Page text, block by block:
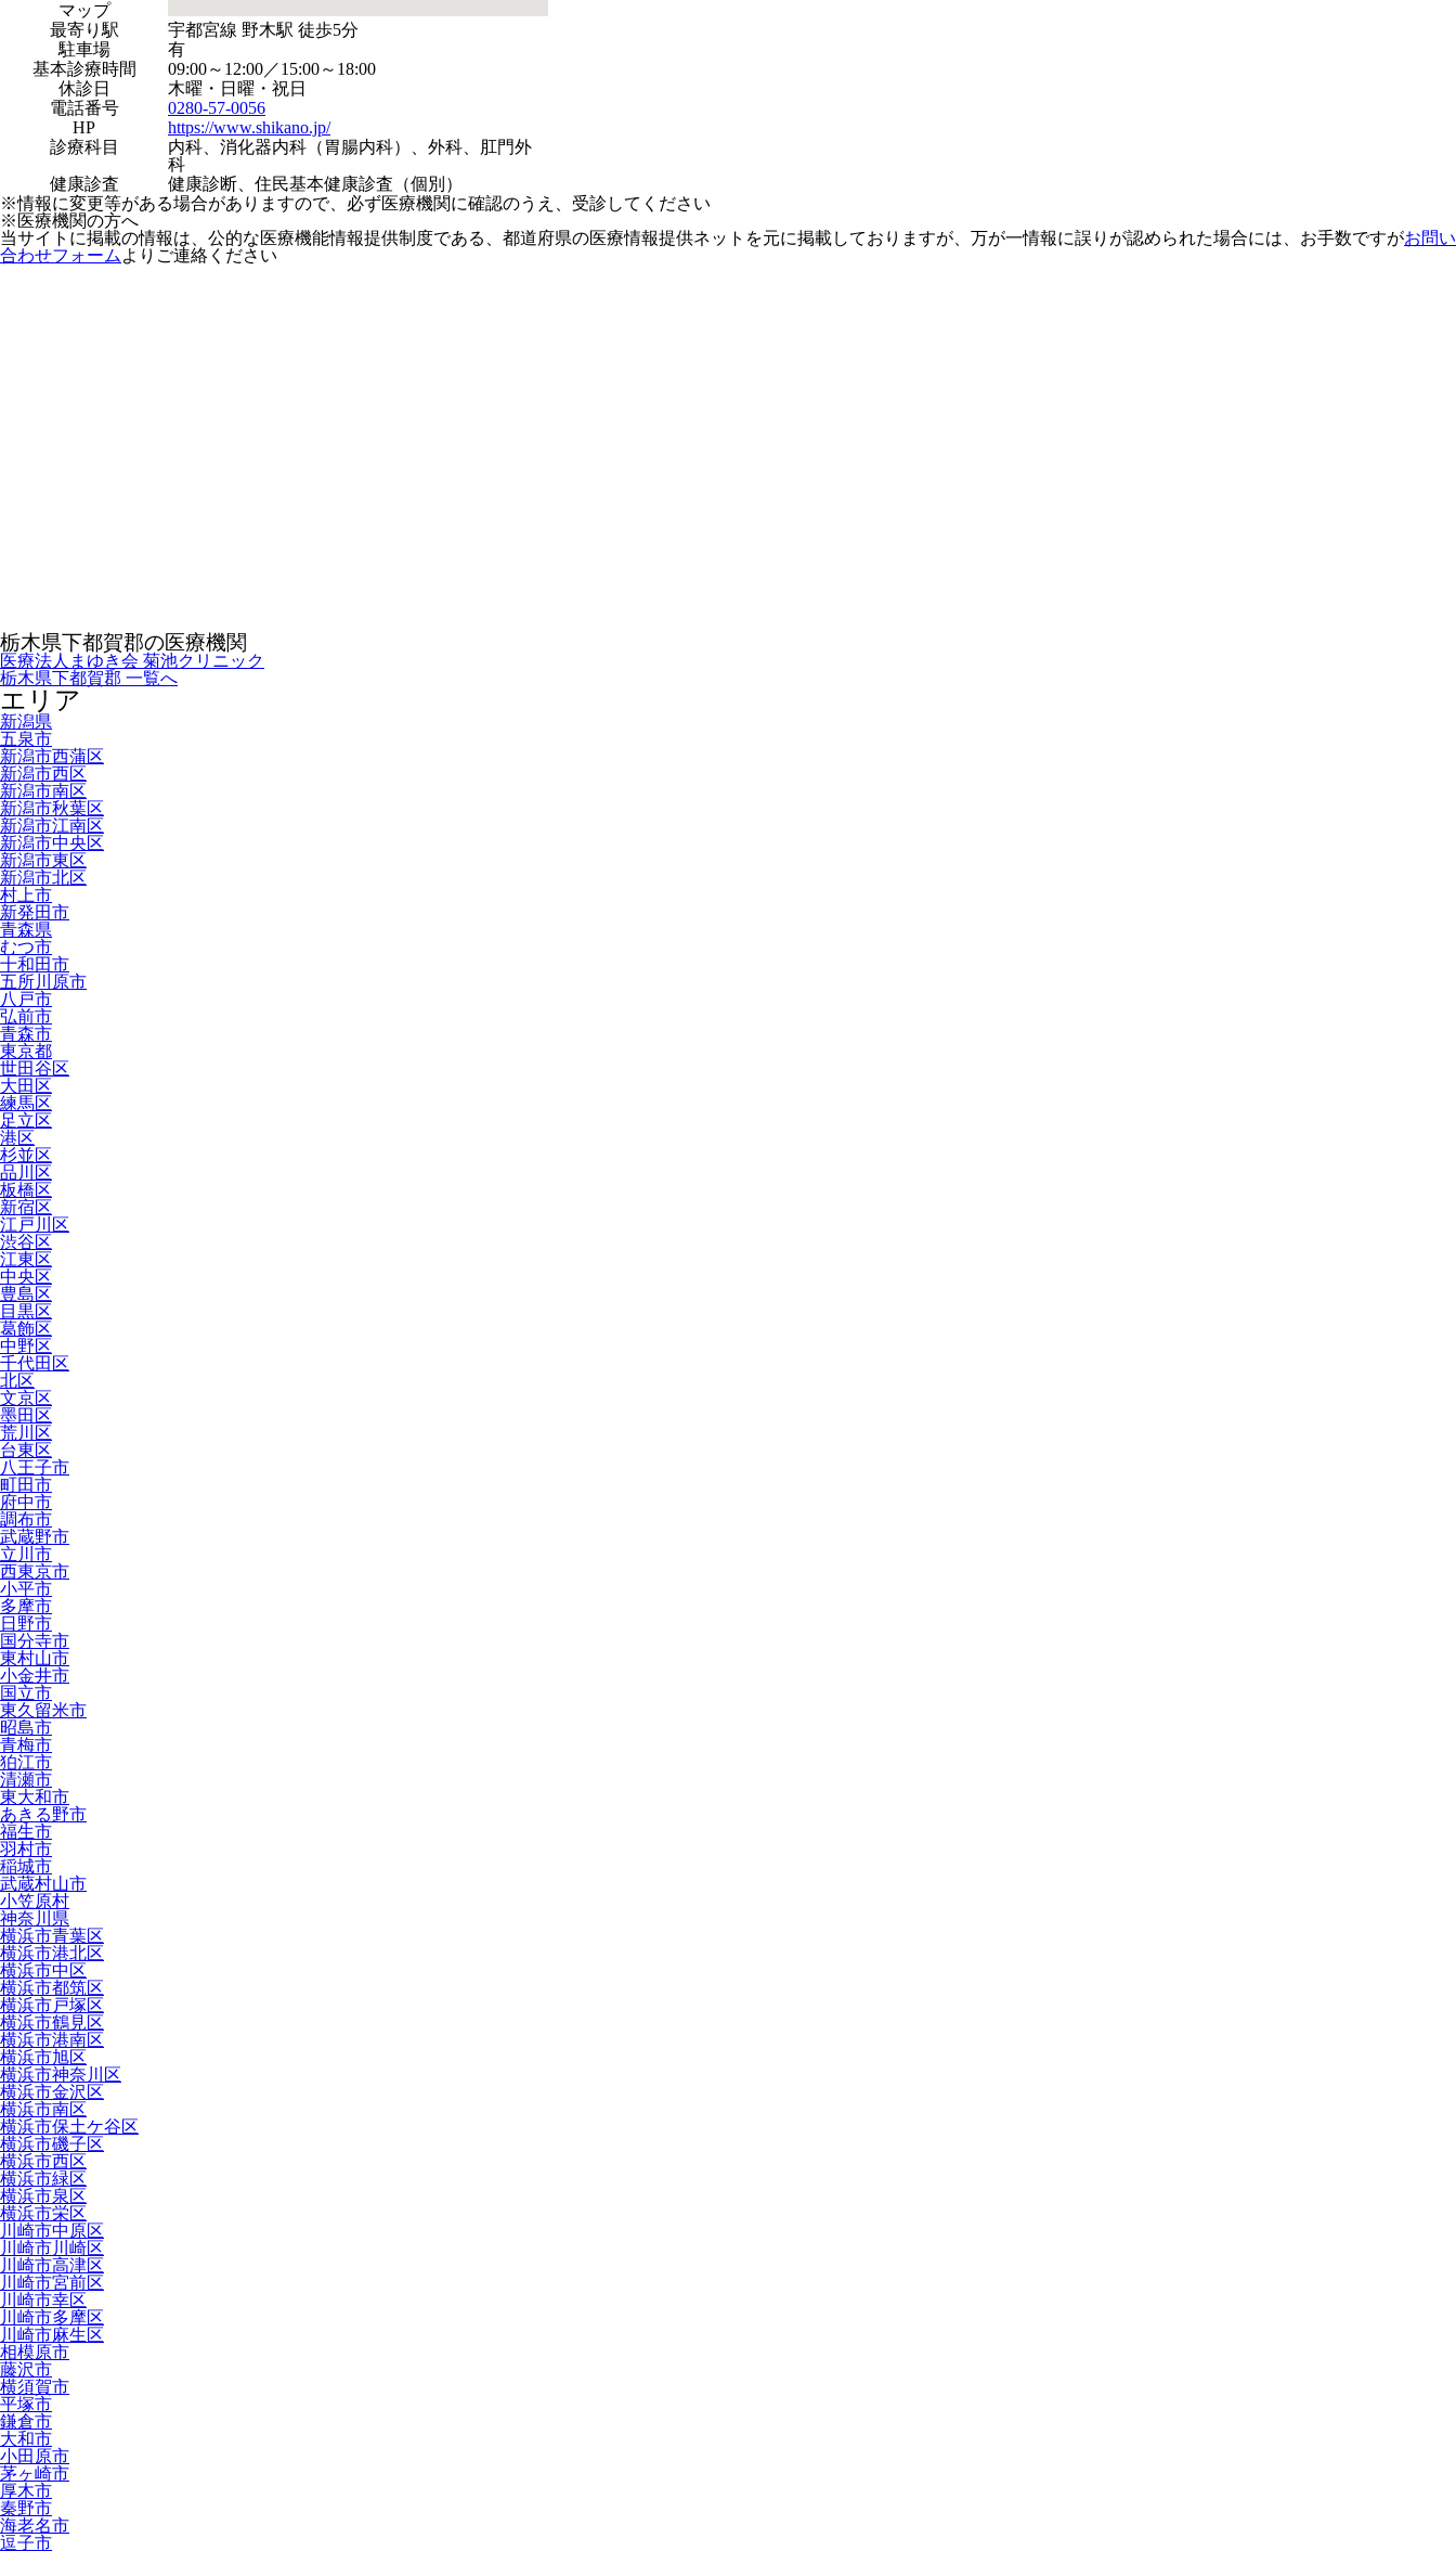
マップ
最寄り駅
宇都宮線 野木駅 徒歩5分
駐車場
有
基本診療時間
09:00～12:00／15:00～18:00
休診日
木曜・日曜・祝日
電話番号
0280-57-0056
HP
https://www.shikano.jp/
診療科目
内科、消化器内科（胃腸内科）、外科、肛門外
科
健康診査
健康診断、住民基本健康診査（個別）
※情報に変更等がある場合がありますので、必ず医療機関に確認のうえ、受診してください
※医療機関の方へ
当サイトに掲載の情報は、公的な医療機能情報提供制度である、都道府県の医療情報提供ネットを元に掲載しておりますが、万が一情報に誤りが認められた場合には、お手数ですがお問い
合わせフォーム よりご連絡ください
栃木県下都賀郡の医療機関
医療法人まゆき会 菊池クリニック
栃木県下都賀郡 一覧へ
エリア
新潟県
五泉市
新潟市西蒲区
新潟市西区
新潟市南区
新潟市秋葉区
新潟市江南区
新潟市中央区
新潟市東区
新潟市北区
村上市
新発田市
青森県
むつ市
十和田市
五所川原市
八戸市
弘前市
青森市
東京都
世田谷区
大田区
練馬区
足立区
港区
杉並区
品川区
板橋区
新宿区
江戸川区
渋谷区
江東区
中央区
豊島区
目黒区
葛飾区
中野区
千代田区
北区
文京区
墨田区
荒川区
台東区
八王子市
町田市
府中市
調布市
武蔵野市
立川市
西東京市
小平市
多摩市
日野市
国分寺市
東村山市
小金井市
国立市
東久留米市
昭島市
青梅市
狛江市
清瀬市
東大和市
あきる野市
福生市
羽村市
稲城市
武蔵村山市
小笠原村
神奈川県
横浜市青葉区
横浜市港北区
横浜市中区
横浜市都筑区
横浜市戸塚区
横浜市鶴見区
横浜市港南区
横浜市旭区
横浜市神奈川区
横浜市金沢区
横浜市南区
横浜市保土ケ谷区
横浜市磯子区
横浜市西区
横浜市緑区
横浜市泉区
横浜市栄区
川崎市中原区
川崎市川崎区
川崎市高津区
川崎市宮前区
川崎市幸区
川崎市多摩区
川崎市麻生区
相模原市
藤沢市
横須賀市
平塚市
鎌倉市
大和市
小田原市
茅ヶ崎市
厚木市
秦野市
海老名市
逗子市